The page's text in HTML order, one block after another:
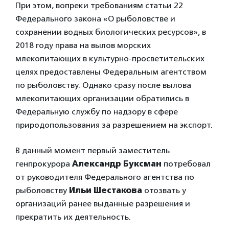
При этом, вопреки требованиям статьи 22
Федерального закона «О рыболовстве и
сохранении водных биологических ресурсов», в
2018 году права на вылов морских
млекопитающих в культурно-просветительских
целях предоставлены Федеральным агентством
по рыболовству. Однако сразу после вылова
млекопитающих организации обратились в
Федеральную службу по надзору в сфере
природопользования за разрешением на экспорт.
В данный момент первый заместитель
генпрокурора Александр Буксман потребовал
от руководителя Федерального агентства по
рыболовству Ильи Шестакова отозвать у
организаций ранее выданные разрешения и
прекратить их деятельность.